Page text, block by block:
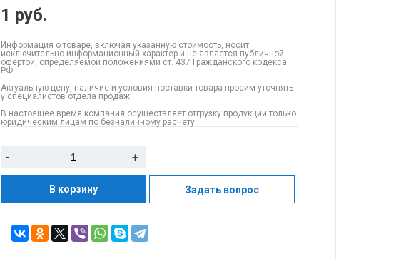
1 руб.
Информация о товаре, включая указанную стоимость, носит
исключительно информационный характер и не является публичной
офертой, определяемой положениями ст. 437 Гражданского кодекса
РФ.
Актуальную цену, наличие и условия поставки товара просим уточнять
у специалистов отдела продаж.
В настоящее время компания осуществляет отгрузку продукции только
юридическим лицам по безналичному расчету.
- +
В корзину Задать вопрос